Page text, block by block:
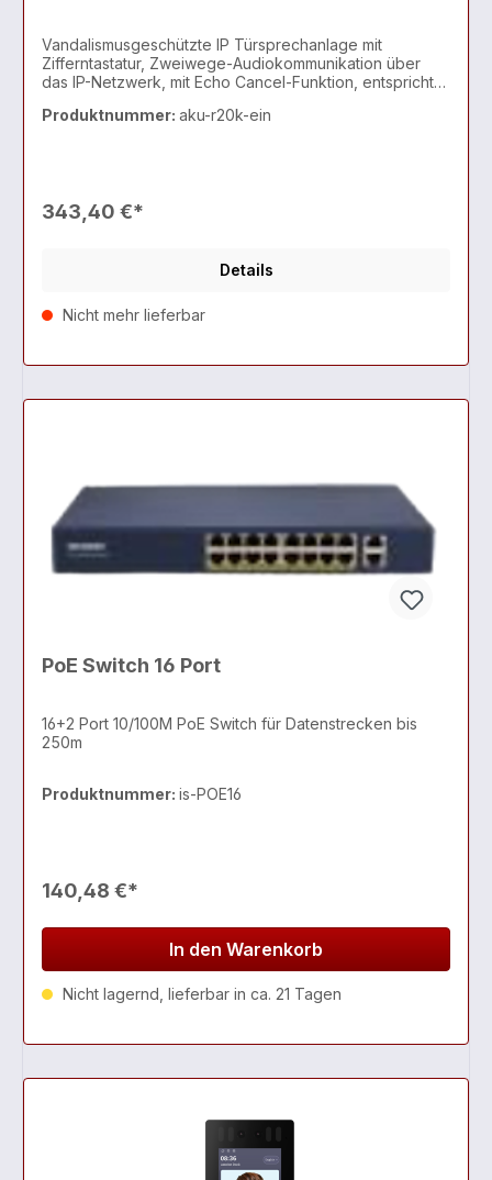
Vandalismusgeschützte IP Türsprechanlage mit
Zifferntastatur, Zweiwege-Audiokommunikation über
das IP-Netzwerk, mit Echo Cancel-Funktion, entspricht
Produktnummer: aku-r20k-ein
343,40 €*
Details
Nicht mehr lieferbar
PoE Switch 16 Port
16+2 Port 10/100M PoE Switch für Datenstrecken bis
250m
Produktnummer: is-POE16
140,48 €*
In den Warenkorb
Nicht lagernd, lieferbar in ca. 21 Tagen